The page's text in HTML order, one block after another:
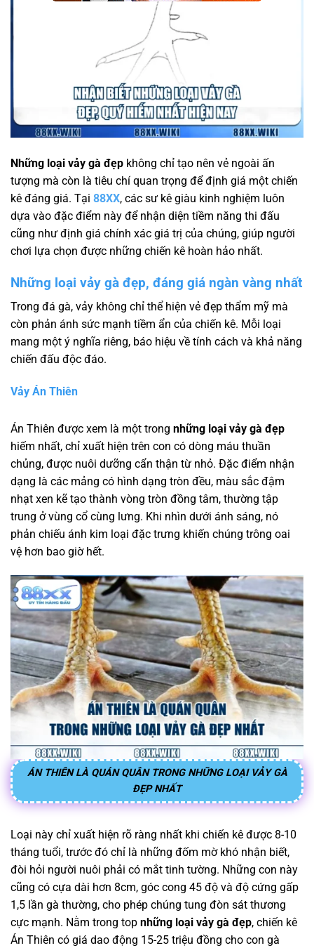
Những loại vảy gà đẹp không chỉ tạo nên vẻ ngoài ấn
tượng mà còn là tiêu chí quan trọng để định giá một chiến
kê đáng giá. Tại 88XX, các sư kê giàu kinh nghiệm luôn
dựa vào đặc điểm này để nhận diện tiềm năng thi đấu
cũng như định giá chính xác giá trị của chúng, giúp người
chơi lựa chọn được những chiến kê hoàn hảo nhất.
Những loại vảy gà đẹp, đáng giá ngàn vàng nhất
Trong đá gà, vảy không chỉ thể hiện vẻ đẹp thẩm mỹ mà
còn phản ánh sức mạnh tiềm ẩn của chiến kê. Mỗi loại
mang một ý nghĩa riêng, báo hiệu về tính cách và khả năng
chiến đấu độc đáo.
Vảy Án Thiên
Án Thiên được xem là một trong những loại vảy gà đẹp
hiếm nhất, chỉ xuất hiện trên con có dòng máu thuần
chủng, được nuôi dưỡng cẩn thận từ nhỏ. Đặc điểm nhận
dạng là các mảng có hình dạng tròn đều, màu sắc đậm
nhạt xen kẽ tạo thành vòng tròn đồng tâm, thường tập
trung ở vùng cổ cùng lưng. Khi nhìn dưới ánh sáng, nó
phản chiếu ánh kim loại đặc trưng khiến chúng trông oai
vệ hơn bao giờ hết.
ÁN THIÊN LÀ QUÁN QUÂN TRONG NHỮNG LOẠI VẢY GÀ
ĐẸP NHẤT
Loại này chỉ xuất hiện rõ ràng nhất khi chiến kê được 8-10
tháng tuổi, trước đó chỉ là những đốm mờ khó nhận biết,
đòi hỏi người nuôi phải có mắt tinh tường. Những con này
cũng có cựa dài hơn 8cm, góc cong 45 độ và độ cứng gấp
1,5 lần gà thường, cho phép chúng tung đòn sát thương
cực mạnh. Nằm trong top những loại vảy gà đẹp, chiến kê
Án Thiên có giá dao động 15-25 triệu đồng cho con gà